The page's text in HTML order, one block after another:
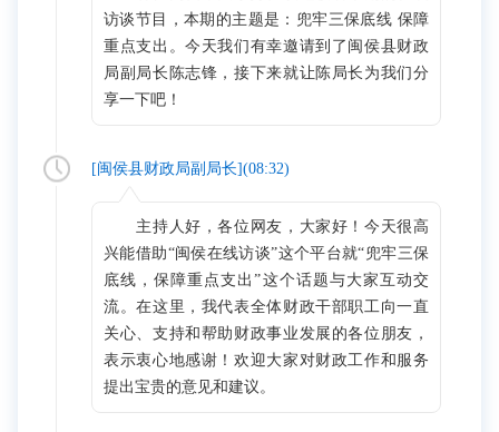
访谈节目，本期的主题是：兜牢三保底线 保障
重点支出。今天我们有幸邀请到了闽侯县财政
局副局长陈志锋，接下来就让陈局长为我们分
享一下吧！
[闽侯县财政局副局长](08:32)
主持人好，各位网友，大家好！今天很高
兴能借助“闽侯在线访谈”这个平台就“兜牢三保
底线，保障重点支出”这个话题与大家互动交
流。在这里，我代表全体财政干部职工向一直
关心、支持和帮助财政事业发展的各位朋友，
表示衷心地感谢！欢迎大家对财政工作和服务
提出宝贵的意见和建议。